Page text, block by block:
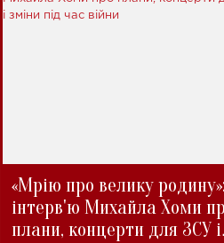
«Мрію про велику родину»:
інтерв'ю Михайла Хоми
плани, концерти для ЗСУ і